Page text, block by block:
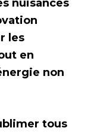
nuisances
les
en
non
tous